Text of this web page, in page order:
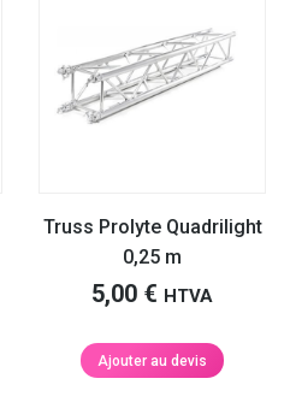
Truss Prolyte Quadrilight
0,25 m
5,00 € HTVA
Ajouter au devis